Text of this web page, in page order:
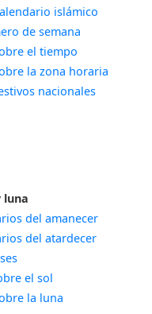
islámico
de semana
el tiempo
la zona horaria
nacionales
luna
del amanecer
del atardecer
el sol
la luna